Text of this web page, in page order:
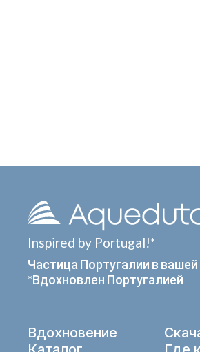
Inspired by Portugal!*
Частица Португалии в вашей
*Вдохновлен Португалией
Вдохновение